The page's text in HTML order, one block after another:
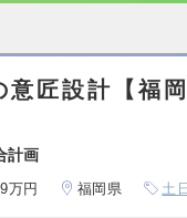
意匠設計【福
計画
万円 福岡県 土